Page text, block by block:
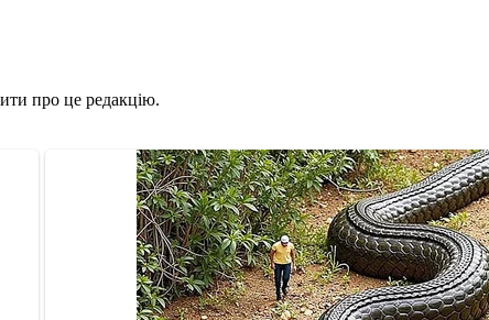
про це редакцію.